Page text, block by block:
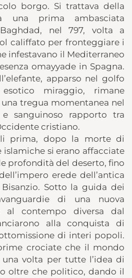
borgo. Si trattava della
una prima ambasciata
nel 797, volta a
califfato per fronteggiare i
infestavano il Mediterraneo
omayyade in Spagna.
apparso nel golfo
miraggio, rimane
tregua momentanea nel
sanguinoso rapporto tra
cristiano.
prima, dopo la morte di
islamiche si erano affacciate
profondità del deserto, fino
erede dell’antica
Sotto la guida dei
di una nuova
al contempo diversa dal
alla conquista di
di interi popoli.
crociate che il mondo
volta per tutte l’idea di
oltre che politico, dando il